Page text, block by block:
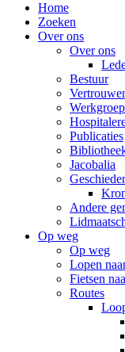
Home
Zoeken
Over ons
Over ons
Bestuur
Publicaties
Jacobalia
Andere
Op weg
Op weg
Lopen
Fietsen
Routes